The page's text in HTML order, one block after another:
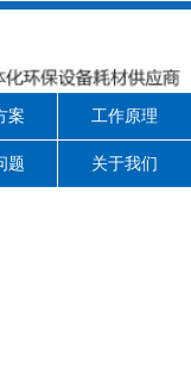
案 工作原理
题 关于我们